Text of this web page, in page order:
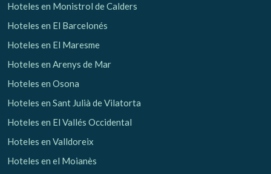
Hoteles en Monistrol de Calders
Hoteles en El Barcelonés
Hoteles en El Maresme
Hoteles en Arenys de Mar
Hoteles en Osona
Hoteles en Sant Julià de Vilatorta
Hoteles en El Vallés Occidental
Hoteles en Valldoreix
Hoteles en el Moianès